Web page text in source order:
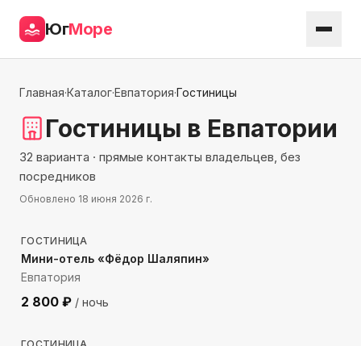
ЮгМоре
Главная·Каталог·Евпатория·Гостиницы
Гостиницы в Евпатории
32 варианта · прямые контакты владельцев, без
посредников
Обновлено 18 июня 2026 г.
527м до моря
ГОСТИНИЦА
Мини-отель «Фёдор Шаляпин»
Евпатория
2 800 ₽ / ночь
1584 м до моря